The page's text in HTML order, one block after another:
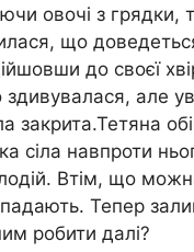
овочі з
що
до своєї
але
закрита.Тетяна
сіла навпроти
Втім, що
Тепер
робити далі?